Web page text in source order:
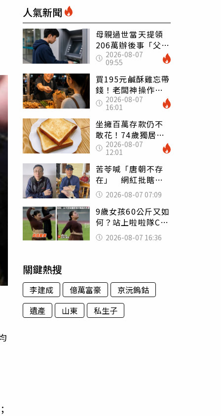
人氣新聞
母親過世當天提領
206萬辦後事「父子
遭判刑」 律師：
搶錢先下手是罪
2026-08-07
09:55
買195元鹹酥雞忘帶
錢！老闆神操作
「倒找5元」 全網
看哭：這就是台灣
2026-08-07
16:01
坐擁百萬存款仍不
敢花！74歲獨居翁
「1餐只吃1片吐
司」 半年後暴瘦
嚇壞女兒
2026-08-07
12:01
苦苓喊「唐朝不存
在」 網紅批瞎編
歷史：李白、杜甫
用鮮卑文寫詩？
2026-08-07 07:09
9歲女孩60公斤又如
何？站上啦啦隊C位
驚艷全場 千萬網
友被圈粉
2026-08-07 16:36
關鍵熱搜
李建成 億萬富豪
京沅鎢鈷
遺產
山東 私生子